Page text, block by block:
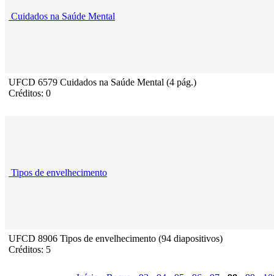
Cuidados na Saúde Mental
UFCD 6579 Cuidados na Saúde Mental (4 pág.)
Créditos: 0
Tipos de envelhecimento
UFCD 8906 Tipos de envelhecimento (94 diapositivos)
Créditos: 5